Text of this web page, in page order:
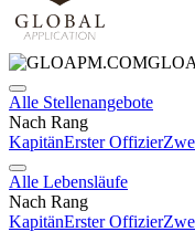
Alle Stellenangebote
Nach Rang
KapitänErster Offizier
Alle Lebensläufe
Nach Rang
KapitänErster Offizier